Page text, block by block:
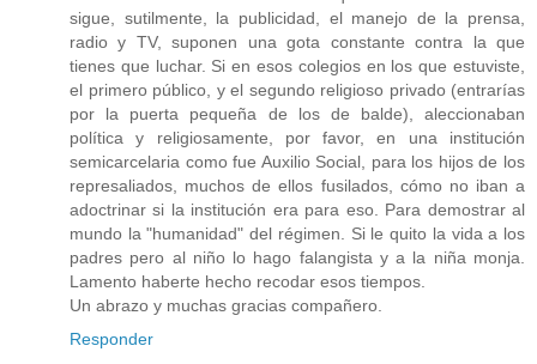
sigue, sutilmente, la publicidad, el manejo de la prensa,
radio y TV, suponen una gota constante contra la que
tienes que luchar. Si en esos colegios en los que estuviste,
el primero público, y el segundo religioso privado (entrarías
por la puerta pequeña de los de balde), aleccionaban
política y religiosamente, por favor, en una institución
semicarcelaria como fue Auxilio Social, para los hijos de los
represaliados, muchos de ellos fusilados, cómo no iban a
adoctrinar si la institución era para eso. Para demostrar al
mundo la "humanidad" del régimen. Si le quito la vida a los
padres pero al niño lo hago falangista y a la niña monja.
Lamento haberte hecho recodar esos tiempos.
Un abrazo y muchas gracias compañero.
Responder